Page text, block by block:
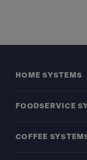
HOME SYSTEMS
FOODSERVICE
COFFEE